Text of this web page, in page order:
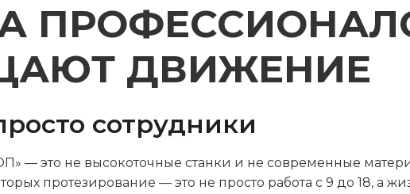
ДВИЖЕНИЕ
сотрудники
— это не высокоточные станки и не современные
протезирование — это не просто работа с 9 до 18, а